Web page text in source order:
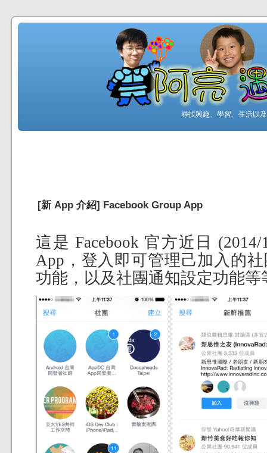
尋找興趣、學習、生活以
[新 App 介紹] Facebook Group App
這是 Facebook 官方近日
App，登入即可管理己加入的
功能，以及社團通知設定功能等